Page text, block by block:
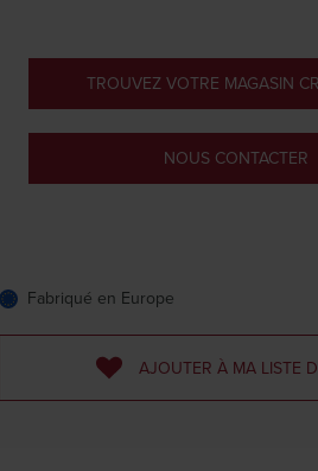
TROUVEZ VOTRE MAGASIN
NOUS CONTACTER
Fabriqué en Europe
AJOUTER À MA LISTE